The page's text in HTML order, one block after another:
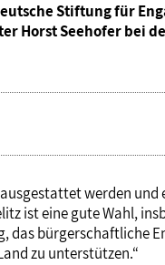
Stiftung für
Horst Seehofer bei
werden und
ist eine gute Wahl,
das bürgerschaftliche
zu unterstützen.“